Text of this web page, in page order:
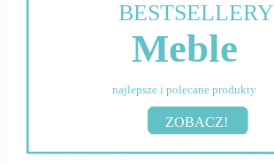
BESTSELLERY
Meble
najlepsze i polecane produkty
ZOBACZ!